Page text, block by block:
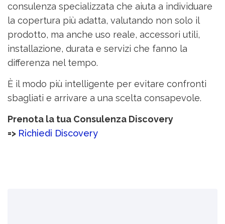
consulenza specializzata che aiuta a individuare
la copertura più adatta, valutando non solo il
prodotto, ma anche uso reale, accessori utili,
installazione, durata e servizi che fanno la
differenza nel tempo.
È il modo più intelligente per evitare confronti
sbagliati e arrivare a una scelta consapevole.
Prenota la tua Consulenza Discovery
=> Richiedi Discovery